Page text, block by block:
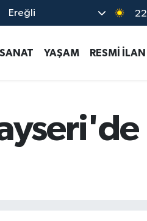
Ereğli 22
YAŞAM RESMİ İLAN